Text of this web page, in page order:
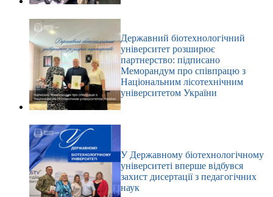
Державний біотехнологічний
університет розширює
партнерство: підписано
Меморандум про співпрацю з
Національним лісотехнічним
університетом України
У Державному біотехнологічному
університеті вперше відбувся
захист дисертації з педагогічних
наук